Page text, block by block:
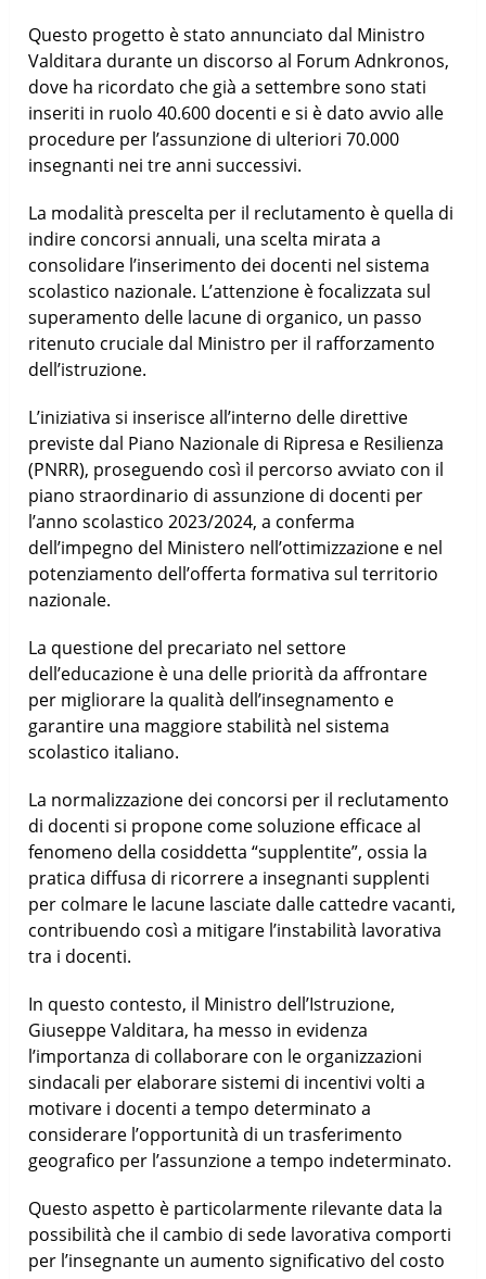
Questo progetto è stato annunciato dal Ministro
Valditara durante un discorso al Forum Adnkronos,
dove ha ricordato che già a settembre sono stati
inseriti in ruolo 40.600 docenti e si è dato avvio alle
procedure per l’assunzione di ulteriori 70.000
insegnanti nei tre anni successivi.
La modalità prescelta per il reclutamento è quella di
indire concorsi annuali, una scelta mirata a
consolidare l’inserimento dei docenti nel sistema
scolastico nazionale. L’attenzione è focalizzata sul
superamento delle lacune di organico, un passo
ritenuto cruciale dal Ministro per il rafforzamento
dell’istruzione.
L’iniziativa si inserisce all’interno delle direttive
previste dal Piano Nazionale di Ripresa e Resilienza
(PNRR), proseguendo così il percorso avviato con il
piano straordinario di assunzione di docenti per
l’anno scolastico 2023/2024, a conferma
dell’impegno del Ministero nell’ottimizzazione e nel
potenziamento dell’offerta formativa sul territorio
nazionale.
La questione del precariato nel settore
dell’educazione è una delle priorità da affrontare
per migliorare la qualità dell’insegnamento e
garantire una maggiore stabilità nel sistema
scolastico italiano.
La normalizzazione dei concorsi per il reclutamento
di docenti si propone come soluzione efficace al
fenomeno della cosiddetta “supplentite”, ossia la
pratica diffusa di ricorrere a insegnanti supplenti
per colmare le lacune lasciate dalle cattedre vacanti,
contribuendo così a mitigare l’instabilità lavorativa
tra i docenti.
In questo contesto, il Ministro dell’Istruzione,
Giuseppe Valditara, ha messo in evidenza
l’importanza di collaborare con le organizzazioni
sindacali per elaborare sistemi di incentivi volti a
motivare i docenti a tempo determinato a
considerare l’opportunità di un trasferimento
geografico per l’assunzione a tempo indeterminato.
Questo aspetto è particolarmente rilevante data la
possibilità che il cambio di sede lavorativa comporti
per l’insegnante un aumento significativo del costo